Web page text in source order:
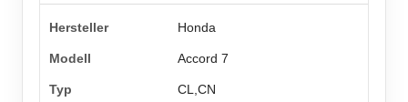
Honda
Accord 7
CL,CN